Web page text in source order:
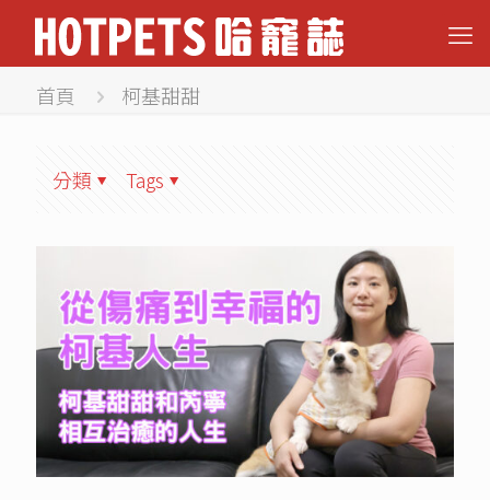
首頁 柯基甜甜
分類 Tags